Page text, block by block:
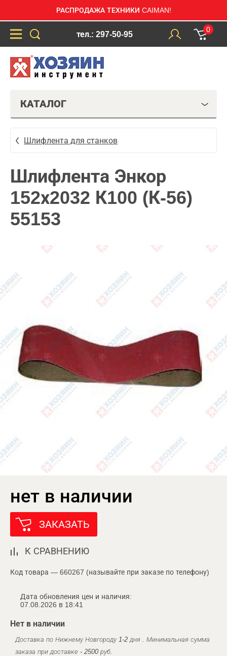
РАСПРОДАЖА ТЕХНИКИ CAIMAN!
тел.: 297-50-95
0
КАТАЛОГ
Шлифлента для станков
Шлифлента Энкор
152х2032 К100 (К-56)
55153
нет в наличии
ЗАКАЗАТЬ
К СРАВНЕНИЮ
Код товара — 660267 (называйте при заказе по телефону)
Дата обновления цен и наличия:
07.08.2026 в 18:41
Нет в наличии
Доставка по Нижнему Новгороду 1-2 дня . Минимальная сумма
заказа при доставке - 2500 руб.